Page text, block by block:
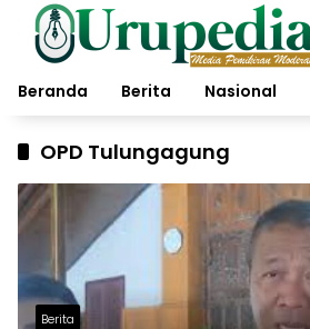
Langsung
konten
Beranda
Berita Nasional
OPD Tulungagung
Berita